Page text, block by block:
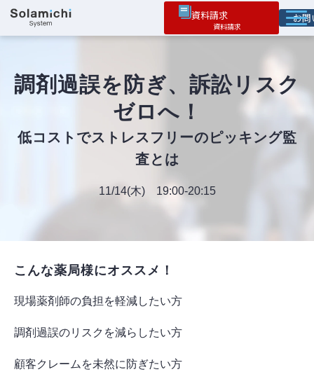
資料請求 お
サービス
オプション機能
お役立ち情報
導入事例
調剤過誤を防ぎ、訴訟リスク
ゼロへ！
低コストでストレスフリーのピッキング監
査とは
11/14(木) 19:00-20:15
こんな薬局様にオススメ！
現場薬剤師の負担を軽減したい方
調剤過誤のリスクを減らしたい方
顧客クレームを未然に防ぎたい方